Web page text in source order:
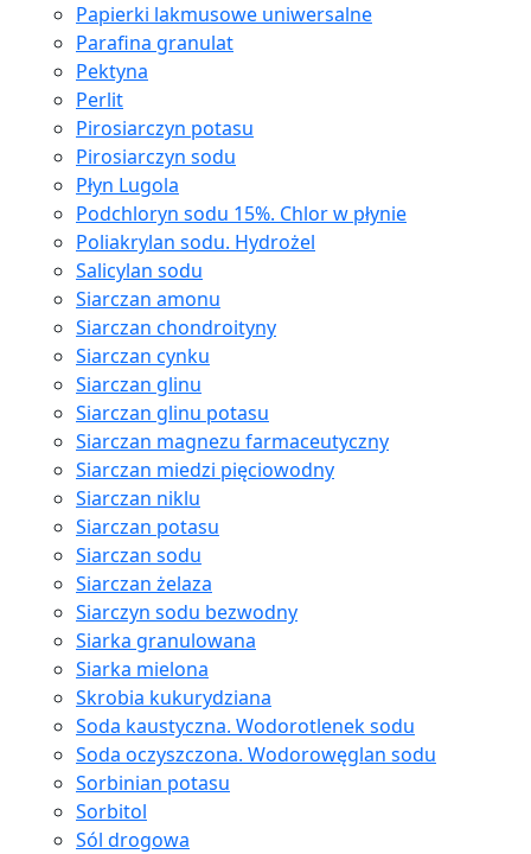
Papierki lakmusowe uniwersalne
Parafina granulat
Pektyna
Perlit
Pirosiarczyn potasu
Pirosiarczyn sodu
Płyn Lugola
Podchloryn sodu 15%. Chlor w płynie
Poliakrylan sodu. Hydrożel
Salicylan sodu
Siarczan amonu
Siarczan chondroityny
Siarczan cynku
Siarczan glinu
Siarczan glinu potasu
Siarczan magnezu farmaceutyczny
Siarczan miedzi pięciowodny
Siarczan niklu
Siarczan potasu
Siarczan sodu
Siarczan żelaza
Siarczyn sodu bezwodny
Siarka granulowana
Siarka mielona
Skrobia kukurydziana
Soda kaustyczna. Wodorotlenek sodu
Soda oczyszczona. Wodorowęglan sodu
Sorbinian potasu
Sorbitol
Sól drogowa